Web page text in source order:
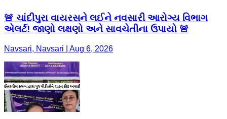
🚨 ચાંદીપુરા વાયરસને લઈને નવસારી આરોગ્ય વિભાગ
એલર્ટ! જાણો લક્ષણો અને સાવચેતીના ઉપાયો 🚨
Navsari, Navsari | Aug 6, 2026